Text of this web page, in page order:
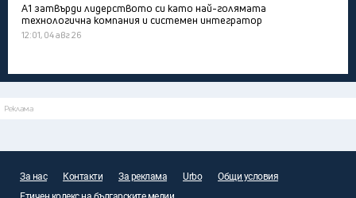
А1 затвърди лидерството си като най-голямата
технологична компания и системен интегратор
12:01, 04 авг 26
Реклама
За нас Контакти За реклама Urbo
Общи условия